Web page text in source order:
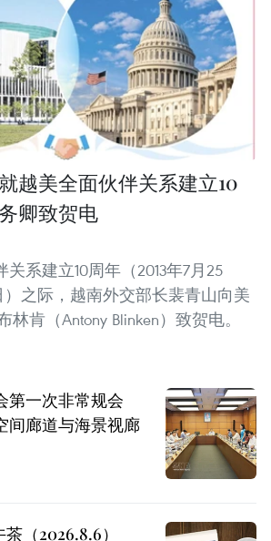
越美全面伙伴关系建立10
卿致贺电
系建立10周年（2013年7月25
）之际，越南外交部长裴青山向美
林肯（Antony Blinken）致贺电。
第一次非常规会
间廊道与海景视廊
（2026.8.6）